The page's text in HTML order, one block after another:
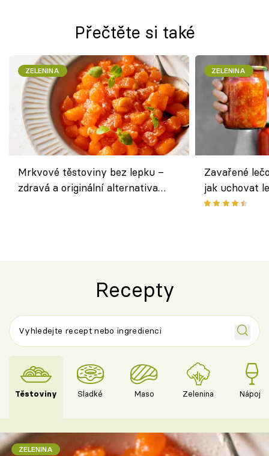
Přečtěte si také
ZELENINA
Mrkvové těstoviny bez lepku –
zdravá a originální alternativa
ZELENINA
Zavařené
jak uchovat
Recepty
Těstoviny Sladké Maso Zelenina Nápoje
ZELENINA